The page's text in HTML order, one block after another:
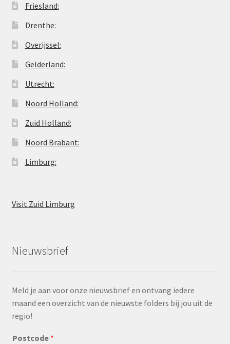
Friesland:
Drenthe:
Overijssel:
Gelderland:
Utrecht:
Noord Holland:
Zuid Holland:
Noord Brabant:
Limburg:
Visit Zuid Limburg
Nieuwsbrief
Meld je aan voor onze nieuwsbrief en ontvang iedere
maand een overzicht van de nieuwste folders bij jou uit de
regio!
Postcode *